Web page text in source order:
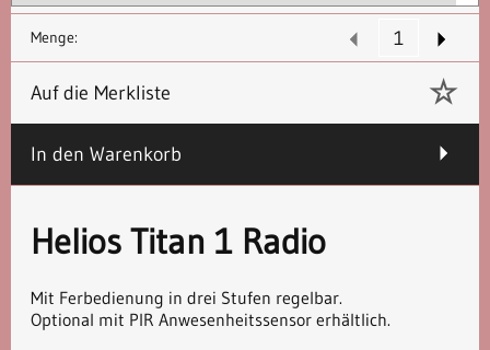
Menge:
Auf die Merkliste
In den Warenkorb
Helios Titan 1 Radio
Mit Ferbedienung in drei Stufen regelbar.
Optional mit PIR Anwesenheitssensor erhältlich.